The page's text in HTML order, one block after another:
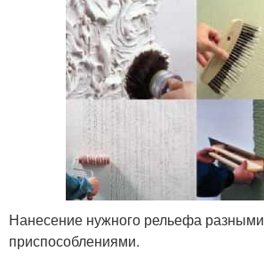
Нанесение нужного рельефа разными
приспособлениями.